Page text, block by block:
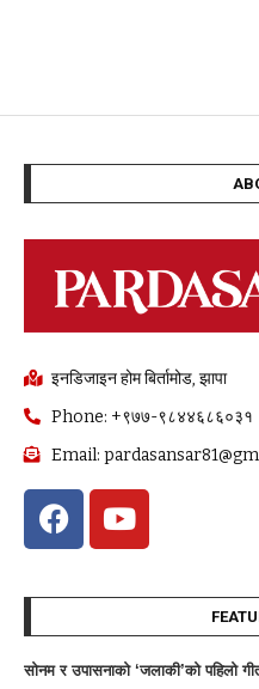
इनडिजाइन होम बिर्तामोड, झापा
Phone: +९७७-९८४४६८६०३१
Email:
साेनम र उपासनाकाे ‘जलाकी’को पहिलो